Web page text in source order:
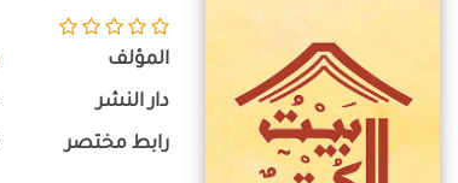
المؤلف
دار النشر
رابط مختصر